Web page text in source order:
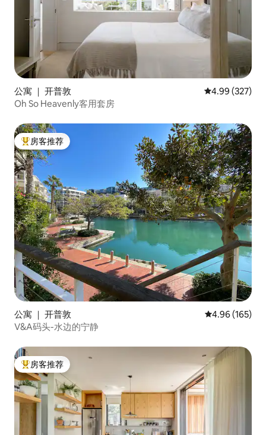
公寓 ｜ 开普敦 平均评分 4.99
4.99 (327)
Oh So Heavenly客用套房
热门「房客推荐」
房客推荐
公寓 ｜ 开普敦 平均评分 4.96
4.96 (165)
V&A码头-水边的宁静
热门「房客推荐」
房客推荐